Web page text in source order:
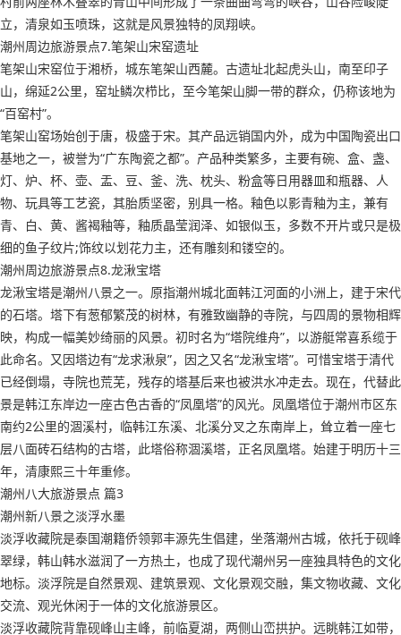
立，清泉如玉喷珠，这就是风景独特的凤翔峡。
潮州周边旅游景点7.笔架山宋窑遗址
笔架山宋窑位于湘桥，城东笔架山西麓。古遗址北起虎头山，南至印子
山，绵延2公里，窑址鳞次栉比，至今笔架山脚一带的群众，仍称该地为
“百窑村”。
笔架山窑场始创于唐，极盛于宋。其产品远销国内外，成为中国陶瓷出口
基地之一，被誉为“广东陶瓷之都”。产品种类繁多，主要有碗、盒、盏、
灯、炉、杯、壶、盂、豆、釜、洗、枕头、粉盒等日用器皿和瓶器、人
物、玩具等工艺瓷，其胎质坚密，别具一格。釉色以影青釉为主，兼有
青、白、黄、酱褐釉等，釉质晶莹润泽、如银似玉，多数不开片或只是极
细的鱼子纹片;饰纹以划花力主，还有雕刻和镂空的。
潮州周边旅游景点8.龙湫宝塔
龙湫宝塔是潮州八景之一。原指潮州城北面韩江河面的小洲上，建于宋代
的石塔。塔下有葱郁繁茂的树林，有雅致幽静的寺院，与四周的景物相辉
映，构成一幅美妙绮丽的风景。初时名为“塔院维舟”，以游艇常喜系缆于
此命名。又因塔边有“龙求湫泉”，因之又名“龙湫宝塔”。可惜宝塔于清代
已经倒塌，寺院也荒芜，残存的塔基后来也被洪水冲走去。现在，代替此
景是韩江东岸边一座古色古香的“凤凰塔”的风光。凤凰塔位于潮州市区东
南约2公里的涸溪村，临韩江东溪、北溪分叉之东南岸上，耸立着一座七
层八面砖石结构的古塔，此塔俗称涸溪塔，正名凤凰塔。始建于明历十三
年，清康熙三十年重修。
潮州八大旅游景点 篇3
潮州新八景之淡浮水墨
淡浮收藏院是泰国潮籍侨领郭丰源先生倡建，坐落潮州古城，依托于砚峰
翠绿，韩山韩水滋润了一方热土，也成了现代潮州另一座独具特色的文化
地标。淡浮院是自然景观、建筑景观、文化景观交融，集文物收藏、文化
交流、观光休闲于一体的文化旅游景区。
淡浮收藏院背靠砚峰山主峰，前临夏湖，两侧山峦拱护。远眺韩江如带，